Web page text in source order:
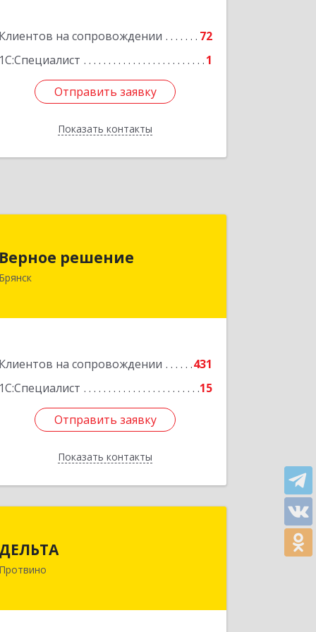
Клиентов на сопровождении
72
1С:Специалист
1
Отправить заявку
Показать контакты
Отправить заявку
Назад
Верное решение
Брянск
Клиентов на сопровождении
431
1С:Специалист
15
Отправить заявку
Показать контакты
241035, Брянская обл, Брянск г,
Подробнее
Отправить заявку
Назад
ДЕЛЬТА
Протвино
142281, Московская обл, Протвино г,
Подробнее